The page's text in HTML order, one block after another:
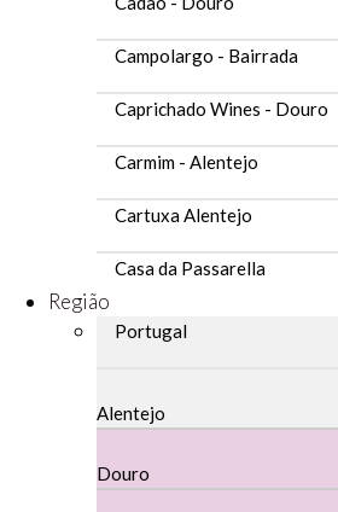
Campolargo - Bairrada
Caprichado Wines - Douro
Carmim - Alentejo
Cartuxa Alentejo
Casa da Passarella
Casa do Barroso
Casa Relvas Alentejo
Caves de São João - Bairrada
Região
Portugal
Alentejo
Douro